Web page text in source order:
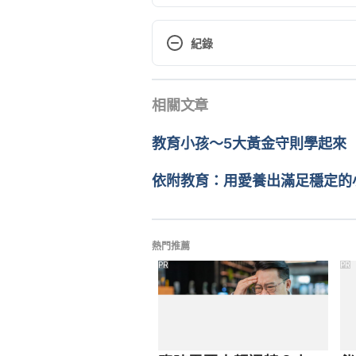
9 Tips for Teaching Kids
for-teaching-kids-responsibility/
chores/developing-
紀錄
2021/03/25
文：
Karin Kao
醫學審稿： 賴建翰醫師
由
周士閔 更新
相關文章
教育小孩～5大黃金守則學起來
依附教育：用愛養出滿足穩定的
熱門推薦
PR PR